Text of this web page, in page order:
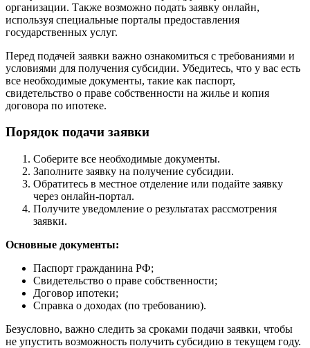
организации. Также возможно подать заявку онлайн,
используя специальные порталы предоставления
государственных услуг.
Перед подачей заявки важно ознакомиться с требованиями и
условиями для получения субсидии. Убедитесь, что у вас есть
все необходимые документы, такие как паспорт,
свидетельство о праве собственности на жилье и копия
договора по ипотеке.
Порядок подачи заявки
Соберите все необходимые документы.
Заполните заявку на получение субсидии.
Обратитесь в местное отделение или подайте заявку
через онлайн-портал.
Получите уведомление о результатах рассмотрения
заявки.
Основные документы:
Паспорт гражданина РФ;
Свидетельство о праве собственности;
Договор ипотеки;
Справка о доходах (по требованию).
Безусловно, важно следить за сроками подачи заявки, чтобы
не упустить возможность получить субсидию в текущем году.